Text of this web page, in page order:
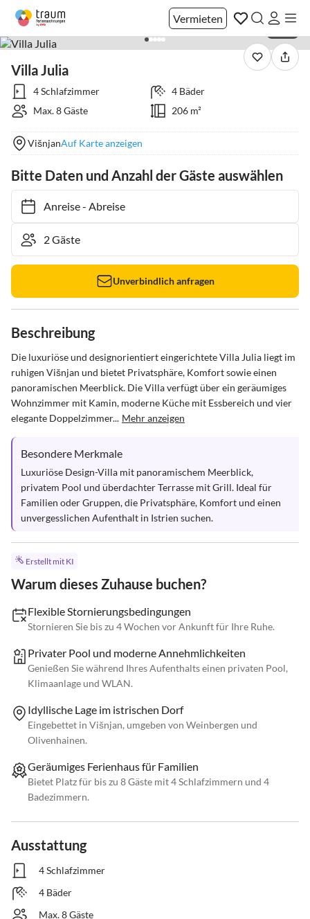
Vermieten
Villa Julia
4 Schlafzimmer
4 Bäder
Max. 8 Gäste
206 m²
VišnjanAuf Karte anzeigen
Bitte Daten und Anzahl der Gäste auswählen
Anreise- Abreise
Unverbindlich anfragen
Beschreibung
Die luxuriöse und designorientiert eingerichtete Villa Julia liegt im
ruhigen Višnjan und bietet Privatsphäre, Komfort sowie einen
panoramischen Meerblick. Die Villa verfügt über ein geräumiges
Wohnzimmer mit Kamin, moderne Küche mit Essbereich und vier
elegante Doppelzimmer... Mehr anzeigen
Besondere Merkmale
Luxuriöse Design-Villa mit panoramischem Meerblick,
privatem Pool und überdachter Terrasse mit Grill. Ideal für
Familien oder Gruppen, die Privatsphäre, Komfort und einen
unvergesslichen Aufenthalt in Istrien suchen.
Erstellt mit KI
Warum dieses Zuhause buchen?
Flexible Stornierungsbedingungen
Stornieren Sie bis zu 4 Wochen vor Ankunft für Ihre Ruhe.
Privater Pool und moderne Annehmlichkeiten
Genießen Sie während Ihres Aufenthalts einen privaten Pool,
Klimaanlage und WLAN.
Idyllische Lage im istrischen Dorf
Eingebettet in Višnjan, umgeben von Weinbergen und
Olivenhainen.
Geräumiges Ferienhaus für Familien
Bietet Platz für bis zu 8 Gäste mit 4 Schlafzimmern und 4
Badezimmern.
Ausstattung
4 Schlafzimmer
4 Bäder
Max. 8 Gäste